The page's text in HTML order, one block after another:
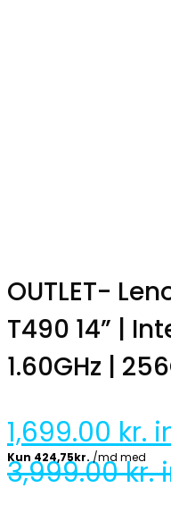
OUTLET-
T490 14” |
1.60GHz |
1,699.00 kr.
3,999.00kr.